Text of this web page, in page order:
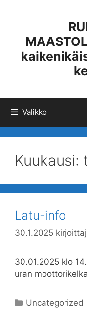
Valikko
Kuukausi:
Latu-info
30.1.2025
30.01.2025 klo
uran
Kategoriat
Uncategorized